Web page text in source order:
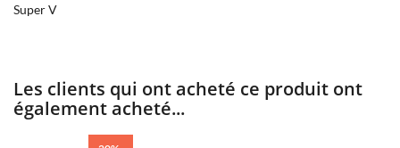
Super V
Les clients qui ont acheté ce produit ont
également acheté...